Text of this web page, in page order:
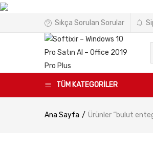
Sıkça Sorulan Sorular
TÜM KATEGORİLER
Ana Sayfa Ürünler “bulut